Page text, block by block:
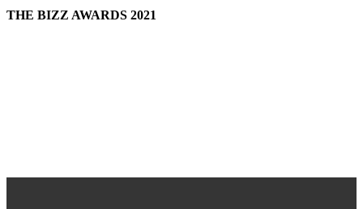
THE BIZZ AWARDS 2021